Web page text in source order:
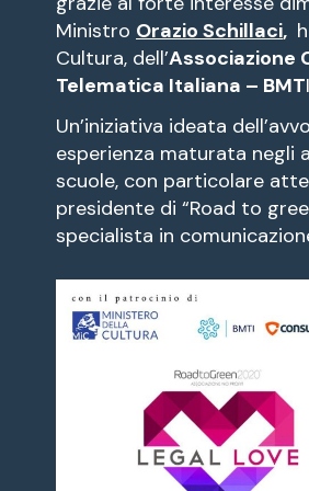
Ministro Orazio Schillaci,
Cultura, dell’Associazione
Telematica Italiana – BMT
Un’iniziativa ideata
esperienza maturata negli
scuole, con particolare
presidente di “Road to
specialista in